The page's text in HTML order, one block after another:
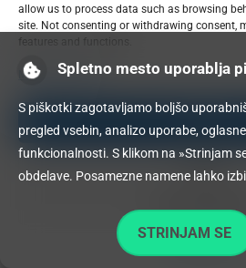
allow us to process data such as browsing
site. Not consenting or withdrawing consent,
features and functions.
Manage services
Accept
Deny
Obvladujte trolje za patente in
3D tiskanju
Spletno mesto uporablja
S piškotki zagotavljamo boljšo
pregled vsebin, analizo uporabe,
funkcionalnosti. S klikom na »Strinjam
obdelave. Posamezne namene lahko
STRINJAM SE